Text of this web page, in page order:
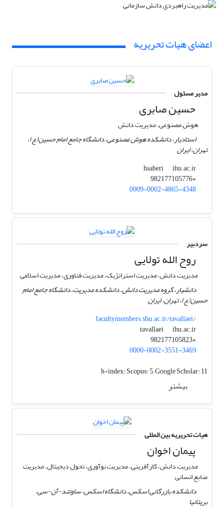
اعضای هیات تحریریه
مدیر مسئول
حسین صابری
هوش مصنوعی، مدیریت دانش
استادیار، دانشکده هوش مصنوعی، دانشگاه جامع امام حسین(ع)،
تهران، ایران
hsaberi
ihu.ac.ir
+982177105776
0009-0002-4865-4348
سردبیر
روح الله تولایی
مدیریت دانش، مدیریت استراتژیک، مدیریت فناوری، مدیریت اسلامی
دانشیار، گروه مدیریت دانش، دانشکده مدیریت، دانشگاه جامع امام
حسین(ع)، تهران، ایران
facultymembers.sbu.ac.ir/tavallaei/
tavallaei
ihu.ac.ir
+982177105823
0000-0002-3551-3469
h-index:Scopus: 5; Google Scholar: 11
بیشتر
هیات تحریریه بین المللی
پیمان اخوان
مدیریت دانش، کارآفرینی، مدیریت نوآوری، تحول دیجیتال، مدیریت
منابع انسانی
دانشکده بازرگانی اسکس، دانشگاه اسکس، ساوتند-آن-سی،
بریتانیا